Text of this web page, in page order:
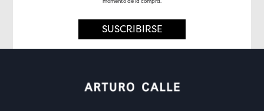
SUSCRIBIRSE